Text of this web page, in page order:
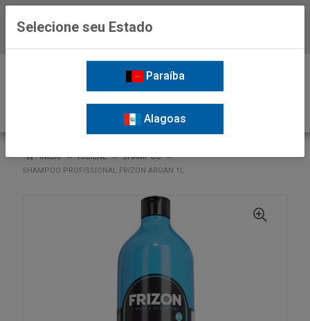
INÍCIO HIGIENE
SHAMPOO
SHAMPOO PROFISSIONAL FRIZON ARGAN 1L
Selecione seu Estado
Paraíba
Alagoas